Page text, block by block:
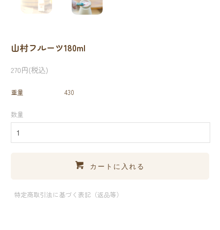
山村フルーツ180ml
270円(税込)
重量 430
数量
カートに入れる
特定商取引法に基づく表記（返品等）